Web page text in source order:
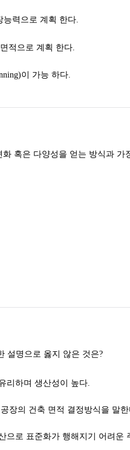
권의 수장능력으로 계획 한다.
의 면적으로 계획 한다.
서고실은 모듈러 플래닝(Modular Planning)이 가능 하다.
방식과 가장 거리가 먼 것
공장건축의 레이아웃(Lay Out)에 관한 설명으로 옳지 않은 것은?
제품중심의 레이아웃은 대량생산에 유리하며 생산성이 높다.
레이아웃이란 생산품의 특성에 따른 공장의 건축 면적 결정방식
기 어려운 주문생산에 적